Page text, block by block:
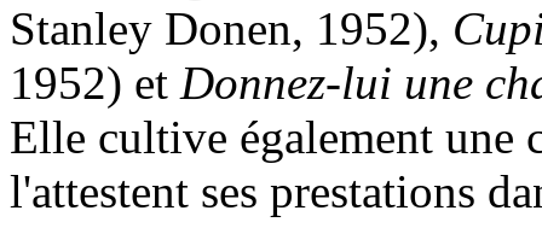
Stanley Donen, 1952),
1952) et Donnez-lui une
Elle cultive également une
l'attestent ses prestations